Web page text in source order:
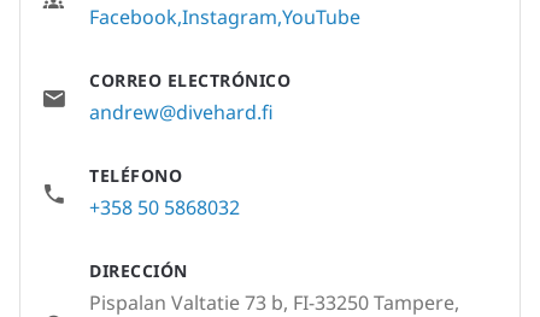
FacebookInstagram YouTube
CORREO ELECTRÓNICO
andrew@divehard.fi
TELÉFONO
+358 50 5868032
DIRECCIÓN
Pispalan Valtatie 73 b, FI-33250 Tampere,